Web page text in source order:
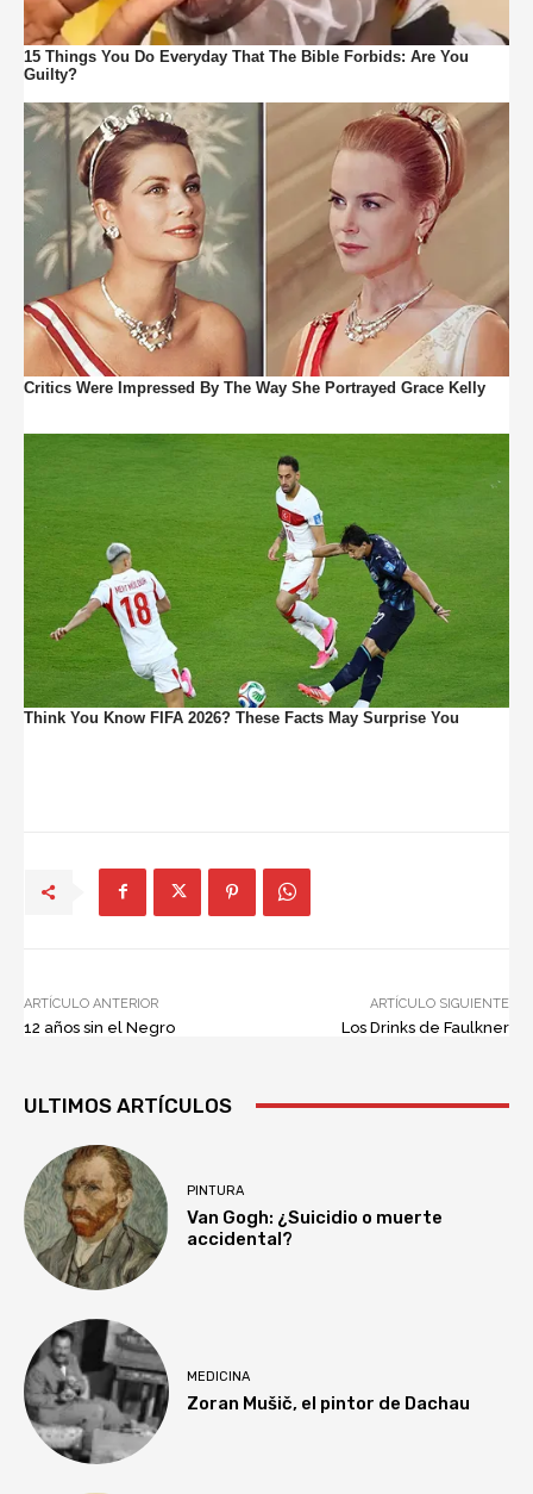
ARTÍCULO ANTERIOR
12 años sin el Negro
ARTÍCULO SIGUIENTE
Los Drinks de Faulkner
ULTIMOS ARTÍCULOS
PINTURA
Van Gogh: ¿Suicidio o muerte
accidental?
MEDICINA
Zoran Mušič, el pintor de Dachau